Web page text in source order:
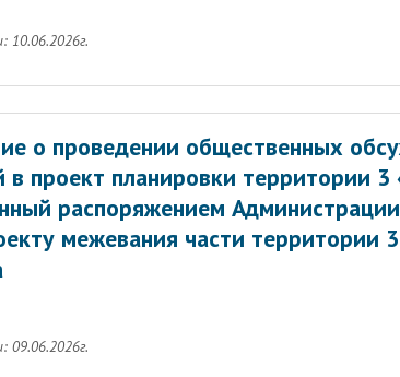
10.06.2026г.
о проведении общественных
в проект планировки территории 3
распоряжением
межевания части территории
09.06.2026г.